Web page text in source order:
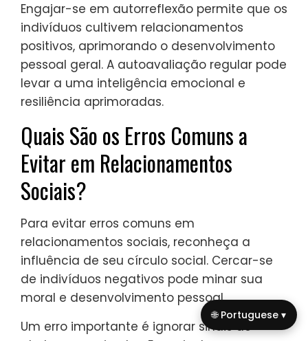
Engajar-se em autorreflexão permite que os
indivíduos cultivem relacionamentos
positivos, aprimorando o desenvolvimento
pessoal geral. A autoavaliação regular pode
levar a uma inteligência emocional e
resiliência aprimoradas.
Quais São os Erros Comuns a
Evitar em Relacionamentos
Sociais?
Para evitar erros comuns em
relacionamentos sociais, reconheça a
influência de seu círculo social. Cercar-se
de indivíduos negativos pode minar sua
moral e desenvolvimento pessoal.
Um erro importante é ignorar sinais de
🌐 Portuguese ▾